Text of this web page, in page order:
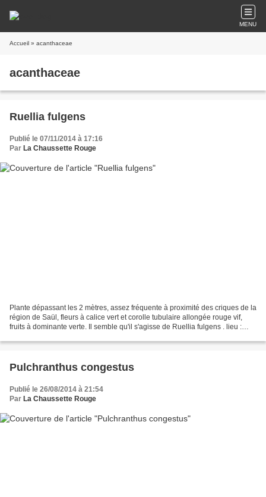
MENU
Accueil » acanthaceae
acanthaceae
Ruellia fulgens
Publié le 07/11/2014 à 17:16
Par La Chaussette Rouge
Plante dépassant les 2 mètres, assez fréquente à proximité des criques de la
région de Saül, fleurs à calice vert et corolle tubulaire allongée rouge vif,
fruits à dominante verte. Il semble qu'il s'agisse de Ruellia fulgens . lieu :
Pulchranthus congestus
Publié le 26/08/2014 à 21:54
Par La Chaussette Rouge